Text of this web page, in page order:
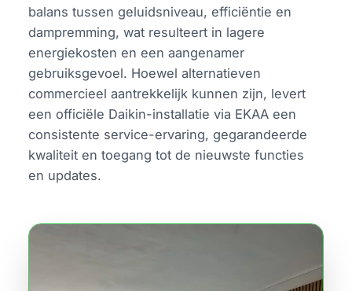
balans tussen geluidsniveau, efficiëntie en
dampremming, wat resulteert in lagere
energiekosten en een aangenamer
gebruiksgevoel. Hoewel alternatieven
commercieel aantrekkelijk kunnen zijn, levert
een officiële Daikin-installatie via EKAA een
consistente service-ervaring, gegarandeerde
kwaliteit en toegang tot de nieuwste functies
en updates.